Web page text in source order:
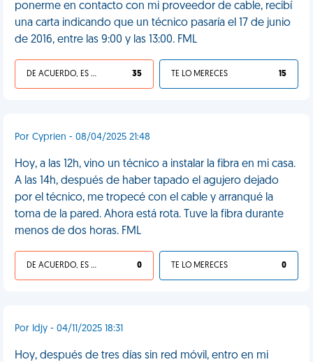
ponerme en contacto con mi proveedor de cable, recibí
una carta indicando que un técnico pasaría el 17 de junio
de 2016, entre las 9:00 y las 13:00. FML
DE ACUERDO, ES UNA VIDA HP 35 TE LO MERECES 15
Por Cyprien - 08/04/2025 21:48
Hoy, a las 12h, vino un técnico a instalar la fibra en mi casa.
A las 14h, después de haber tapado el agujero dejado
por el técnico, me tropecé con el cable y arranqué la
toma de la pared. Ahora está rota. Tuve la fibra durante
menos de dos horas. FML
DE ACUERDO, ES UNA VIDA HP 0 TE LO MERECES 0
Por Idjy - 04/11/2025 18:31
Hoy, después de tres días sin red móvil, entro en mi